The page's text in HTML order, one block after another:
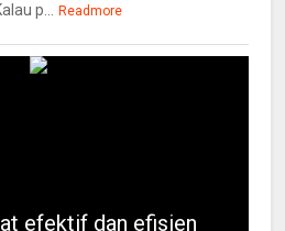
p... Readmore
efektif dan efisien